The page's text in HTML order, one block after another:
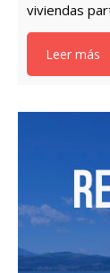
viviendas
Leer más